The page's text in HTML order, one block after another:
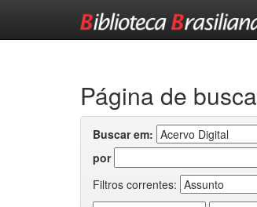
Página de busca
Buscar em:
por
Filtros correntes: